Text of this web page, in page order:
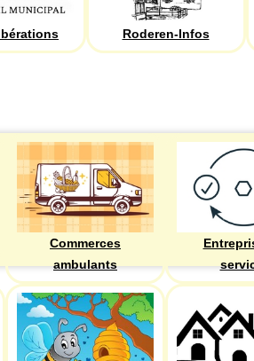
Roderen-Infos
Commerces
ambulants